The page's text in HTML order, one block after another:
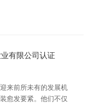
有限公司认证
来前所未有的发展机
愈发要紧。他们不仅